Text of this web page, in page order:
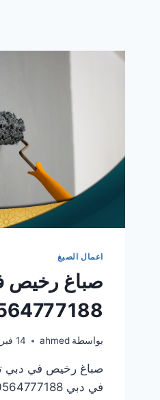
اعمال الصبغ
صباغ رخيص
0564777188 خدمة
بواسطة ahmed 14 فبراير، 2026
صباغ رخيص في دبي